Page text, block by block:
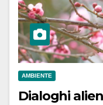
AMBIENTE
Dialoghi